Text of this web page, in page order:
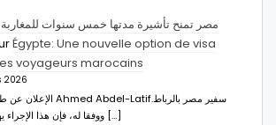
مصر تمنح تأشيرة مدتها خمس سنوات
Égypte: Une nouvelle option de visa
voyageurs marocains
2026
ووفقا له، فإن هذا الإجراء يهدف إلى […]